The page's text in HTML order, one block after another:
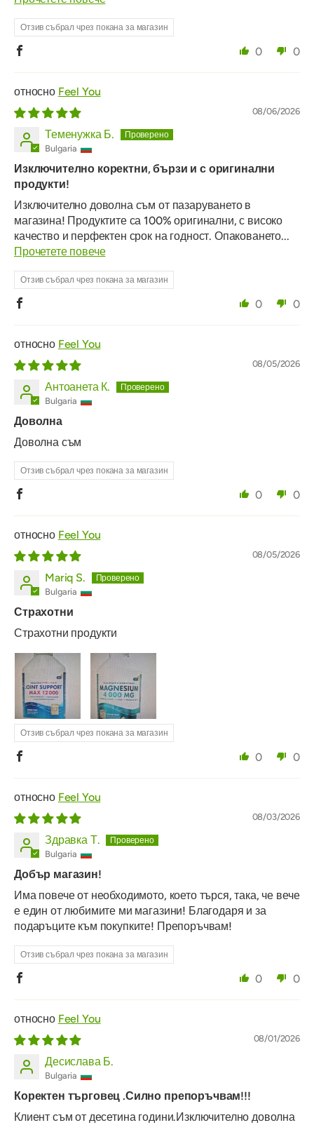
Отзив събрал чрез покана за магазин
0 0
Feel You
08/06/2026
Теменужка Б.
Bulgaria
Изключително коректни, бързи и с оригинални
продукти!
Изключително доволна съм от пазаруването в
магазина! Продуктите са 100% оригинални, с високо
качество и перфектен срок на годност. Опаковането...
Прочетете повече
Отзив събрал чрез покана за магазин
0 0
Feel You
08/05/2026
Антоанета К.
Bulgaria
Доволна
Доволна съм
Отзив събрал чрез покана за магазин
0 0
Feel You
08/05/2026
Mariq S.
Bulgaria
Страхотни
Страхотни продукти
Отзив събрал чрез покана за магазин
0 0
Feel You
08/03/2026
Здравка Т.
Bulgaria
Добър магазин!
Има повече от необходимото, което търся, така, че вече
е един от любимите ми магазини! Благодаря и за
подаръците към покупките! Препоръчвам!
Отзив събрал чрез покана за магазин
0 0
Feel You
08/01/2026
Десислава Б.
Bulgaria
Коректен търговец .Силно препоръчвам!!!
Клиент съм от десетина години.Изключително доволна